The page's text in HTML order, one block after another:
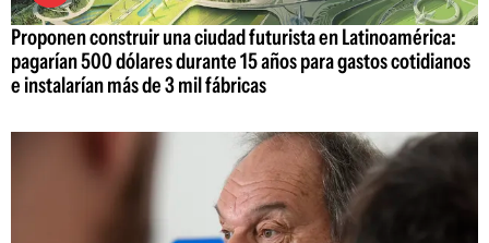
Proponen construir una ciudad futurista en Latinoamérica:
pagarían 500 dólares durante 15 años para gastos cotidianos
e instalarían más de 3 mil fábricas